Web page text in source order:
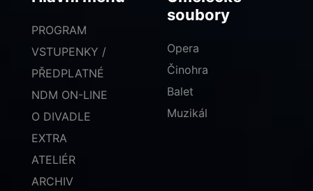
PROGRAM
VSTUPENKY /
PŘEDPLATNÉ
NDM ON-LINE
O DIVADLE
EXTRA
ATELIÉR
ARCHIV
soubory
Opera
Činohra
Balet
Muzikál